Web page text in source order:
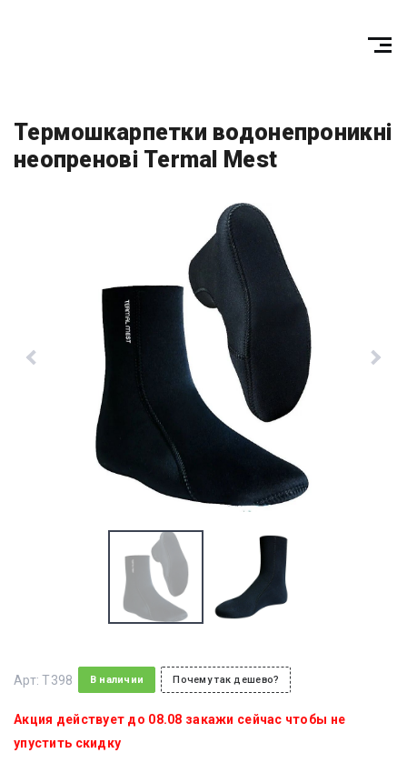
Термошкарпетки водонепроникні
неопренові Termal Mest
Арт:T398 В наличии Почему так дешево?
Акция действует до 08.08 закажи сейчас чтобы не
упустить скидку